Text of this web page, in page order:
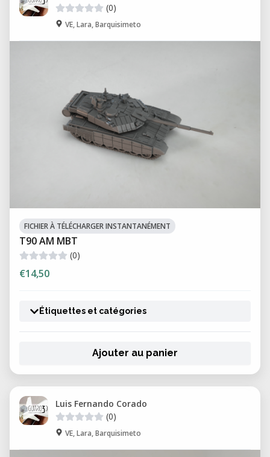
(0)
VE, Lara, Barquisimeto
FICHIER À TÉLÉCHARGER INSTANTANÉMENT
T90 AM MBT
(0)
€14,50
Étiquettes et catégories
Ajouter au panier
Luis Fernando Corado
(0)
VE, Lara, Barquisimeto